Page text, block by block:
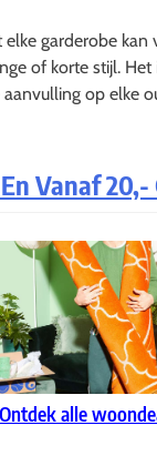
garderobe
of korte stijl.
op elke
Vanaf 20,-
Ontdek alle